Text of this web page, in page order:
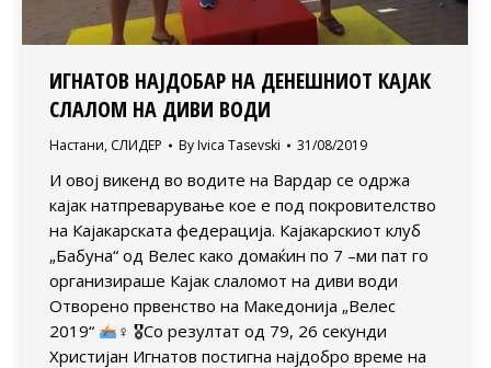
ИГНАТОВ НАЈДОБАР НА ДЕНЕШНИОТ КАЈАК
СЛАЛОМ НА ДИВИ ВОДИ
Настани, СЛИДЕР By Ivica Tasevski 31/08/2019
И овој викенд во водите на Вардар се одржа
кајак натпреварување кое е под покровителство
на Кајакарската федерација. Кајакарскиот клуб
„Бабуна“ од Велес како домаќин по 7 –ми пат го
организираше Кајак слаломот на диви води
Отворено првенство на Македонија „Велес
2019“
‍♀ 🎖Со резултат од 79, 26 секунди
Христијан Игнатов постигна најдобро време на